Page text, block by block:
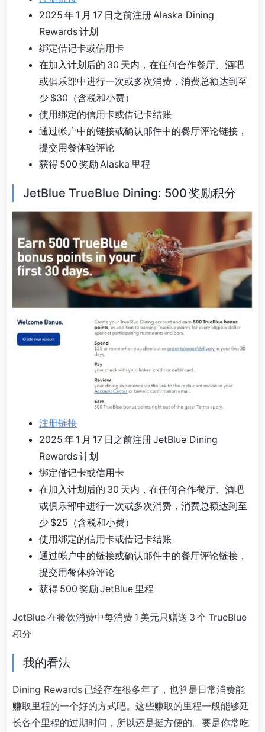
2025 年 1 月 17 日之前注册 Alaska Dining
Rewards 计划
绑定借记卡或信用卡
在加入计划后的 30 天内，在任何合作餐厅、酒吧
或俱乐部中进行一次或多次消费，消费总额达到至
少 $30（含税和小费）
使用绑定的信用卡或借记卡结账
通过帐户中的链接或确认邮件中的餐厅评论链接，
提交用餐体验评论
获得 500 奖励 Alaska 里程
JetBlue TrueBlue Dining: 500 奖励积分
注册链接
2025 年 1 月 17 日之前注册 JetBlue Dining
Rewards 计划
绑定借记卡或信用卡
在加入计划后的 30 天内，在任何合作餐厅、酒吧
或俱乐部中进行一次或多次消费，消费总额达到至
少 $25（含税和小费）
使用绑定的信用卡或借记卡结账
通过帐户中的链接或确认邮件中的餐厅评论链接，
提交用餐体验评论
获得 500 奖励 JetBlue 里程
JetBlue 在餐饮消费中每消费 1 美元只赠送 3 个 TrueBlue
积分
我的看法
Dining Rewards 已经存在很多年了，也算是日常消费能
赚取里程的一个好的方式吧。这些赚取的里程一般能够延
长各个里程的过期时间，所以还是挺方便的。要是你常吃